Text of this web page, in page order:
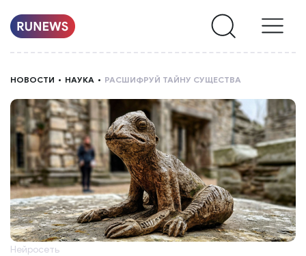
РУБРИКИ
О
НАС
НОВОСТИ НАУКА РАСШИФРУЙ ТАЙНУ СУЩЕСТВА
Нейросеть